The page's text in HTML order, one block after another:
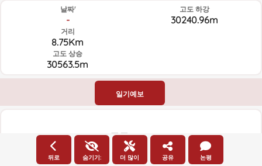
날짜'
-
거리
8.75Km
고도 상승
30563.5m
고도 하강
30240.96m
일기예보
고도
고도
뒤로 숨기기: 더 많이 공유 논평